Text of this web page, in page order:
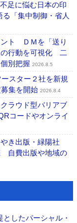
足に悩む日本の印
「集中制御・省人
ント ＤＭを「送り
の行動を可視化 二
別把握 2026.8.5
スター２社を新規
集を開始 2026.8.4
ラウド型バリアブ
コードやオンライ
やき出版・緑陽社
自費出版や地域の
したパーシャル・